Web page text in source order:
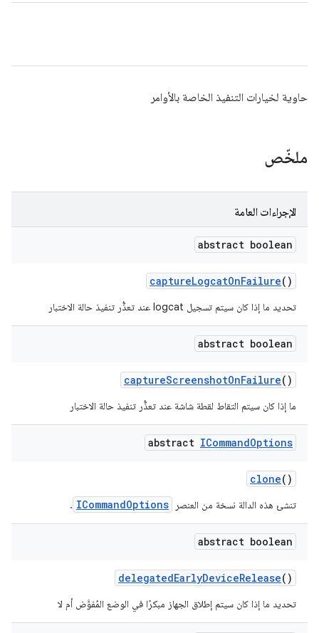
حاوية لخيارات التنفيذ الخاصة بالأوامر
ملخّص
الإجراءات العامة
abstract boolean
captureLogcatOnFailure()
تحديد ما إذا كان سيتم تسجيل logcat عند تعذُّر تنفيذ حالة الاختبار
abstract boolean
captureScreenshotOnFailure()
ما إذا كان سيتم التقاط لقطة شاشة عند تعذُّر تنفيذ حالة الاختبار
abstract ICommandOptions
clone()
تنشئ هذه الدالة نسخة من العنصر ICommandOptions
.
abstract boolean
delegatedEarlyDeviceRelease()
تحديد ما إذا كان سيتم إطلاق الجهاز مبكرًا في الوضع المُفوَّض أم لا